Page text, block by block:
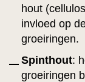
hout
invloed op
groeiringen.
Spinthout:
groeiringen